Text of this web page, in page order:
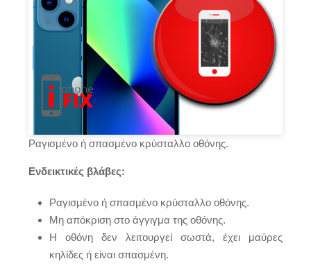
Ραγισμένο ή σπασμένο κρύσταλλο οθόνης.
Ενδεικτικές βλάβες:
Ραγισμένο ή σπασμένο κρύσταλλο οθόνης.
Μη απόκριση στο άγγιγμα της οθόνης.
Η οθόνη δεν λειτουργεί σωστά, έχει μαύρες
κηλίδες ή είναι σπασμένη.